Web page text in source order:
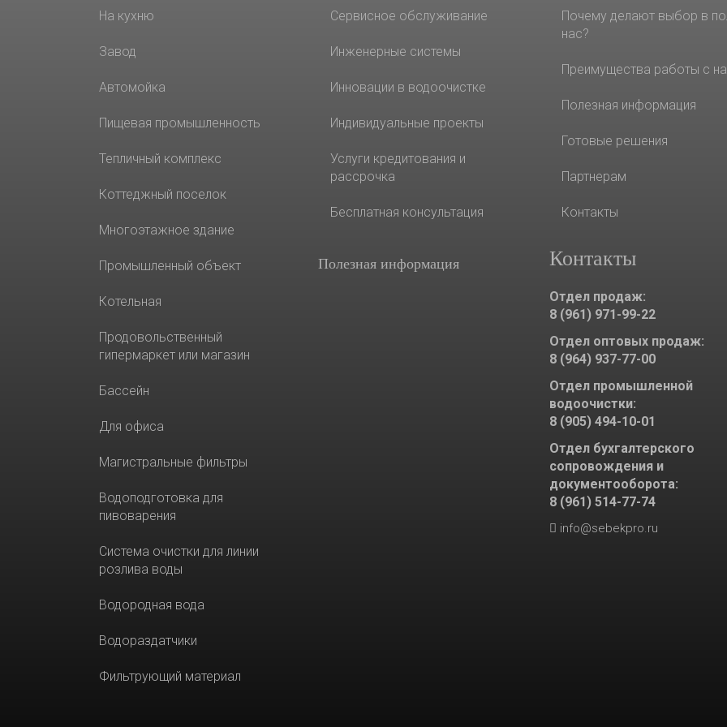
На кухню
Завод
Автомойка
Пищевая промышленность
Тепличный комплекс
Коттеджный поселок
Многоэтажное здание
Промышленный объект
Котельная
Продовольственный
гипермаркет или магазин
Бассейн
Для офиса
Магистральные фильтры
Водоподготовка для
пивоварения
Система очистки для линии
розлива воды
Водородная вода
Водораздатчики
Фильтрующий материал
Сервисное обслуживание
Инженерные системы
Инновации в водоочистке
Индивидуальные проекты
Услуги кредитования и
рассрочка
Бесплатная консультация
Полезная информация
Почему делают выбор в
нас?
Преимущества работы с
Полезная информация
Готовые решения
Партнерам
Контакты
Контакты
Отдел продаж:
8 (961) 971-99-22
Отдел оптовых продаж:
8 (964) 937-77-00
Отдел промышленной
водоочистки:
8 (905) 494-10-01
Отдел бухгалтерского
сопровождения и
документооборота:
8 (961) 514-77-74
info@sebekpro.ru